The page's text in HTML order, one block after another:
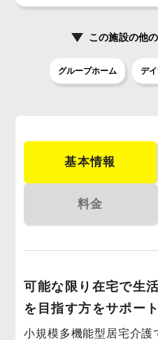
この施設の他
グループホーム デ
基本情報
料金
可能な限り在宅で生
を目指す方をサポー
小規模多機能型居宅介護